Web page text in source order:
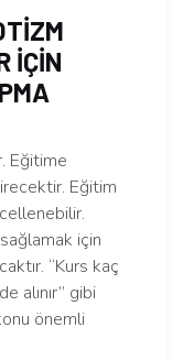
İÇİN
Eğitime
Eğitim
için
“Kurs kaç
alınır” gibi
önemli